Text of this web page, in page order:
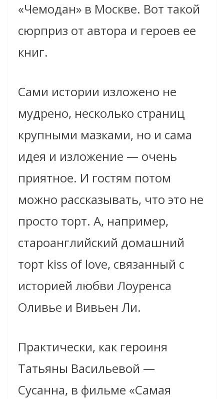
«Чемодан» в Москве. Вот такой
сюрприз от автора и героев ее
книг.
Сами истории изложено не
мудрено, несколько страниц
крупными мазками, но и сама
идея и изложение — очень
приятное. И гостям потом
можно рассказывать, что это не
просто торт. А, например,
староанглийский домашний
торт kiss of love, связанный с
историей любви Лоуренса
Оливье и Вивьен Ли.
Практически, как героиня
Татьяны Васильевой —
Сусанна, в фильме «Самая